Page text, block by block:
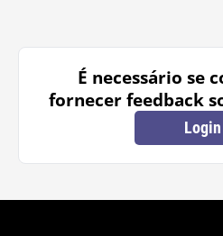
É necessário se
fornecer feedback
Login